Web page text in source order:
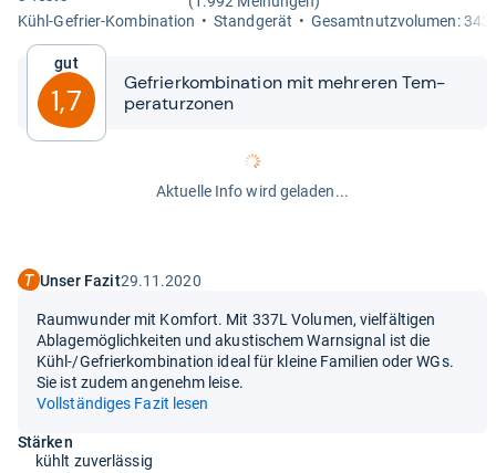
Kühl-​Gefrier-​Kom­bi­na­tion
Stand­ge­rät Gesamt­nutz­vo­lu­men: 343
Gut
1,7
Gefrier­kom­bi­na­tion mit meh­re­ren Tem­
pe­ra­tur­zo­nen
Aktuelle Info wird geladen...
Unser Fazit29.11.2020
Raumwunder mit Komfort. Mit 337L Volumen, vielfältigen
Ablagemöglichkeiten und akustischem Warnsignal ist die
Kühl-/Gefrierkombination ideal für kleine Familien oder WGs.
Sie ist zudem angenehm leise.
Vollständiges Fazit lesen
Stärken
kühlt zuverlässig